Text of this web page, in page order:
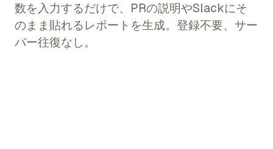
数を入力するだけで、PRの説明やSlackにそ
のまま貼れるレポートを生成。登録不要、サー
バー往復なし。